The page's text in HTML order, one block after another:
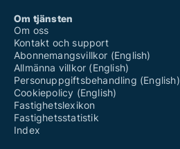
Om tjänsten
Om oss
Kontakt och support
Abonnemangsvillkor (English)
Allmänna villkor (English)
Personuppgiftsbehandling (English)
Cookiepolicy (English)
Fastighetslexikon
Fastighetsstatistik
Index